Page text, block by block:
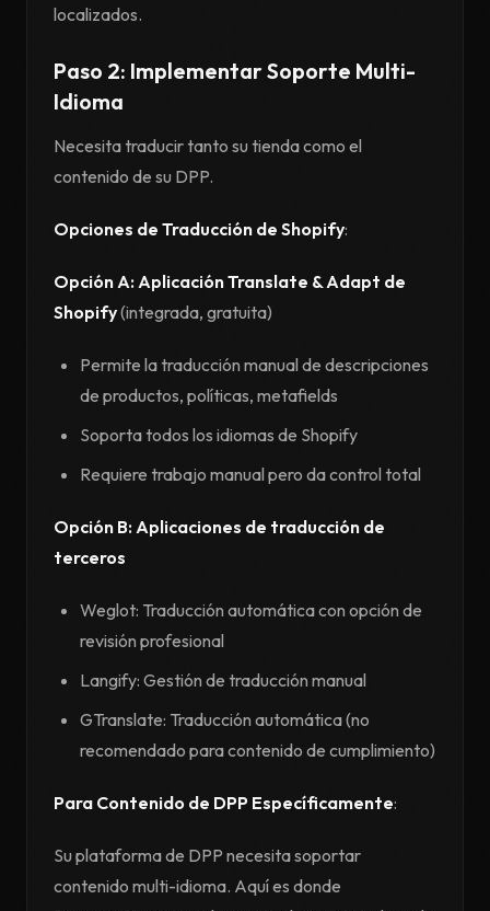
localizados.
Paso 2: Implementar Soporte Multi-
Idioma
Necesita traducir tanto su tienda como el
contenido de su DPP.
Opciones de Traducción de Shopify:
Opción A: Aplicación Translate & Adapt de
Shopify(integrada, gratuita)
Permite la traducción manual de descripciones
de productos, políticas, metafields
Soporta todos los idiomas de Shopify
Requiere trabajo manual pero da control total
Opción B: Aplicaciones de traducción de
terceros
Weglot: Traducción automática con opción de
revisión profesional
Langify: Gestión de traducción manual
GTranslate: Traducción automática (no
recomendado para contenido de cumplimiento)
Para Contenido de DPP Específicamente:
Su plataforma de DPP necesita soportar
contenido multi-idioma. Aquí es donde